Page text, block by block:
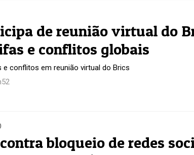
de reunião virtual do
e conflitos globais
e conflitos em reunião virtual do Brics
bloqueio de redes